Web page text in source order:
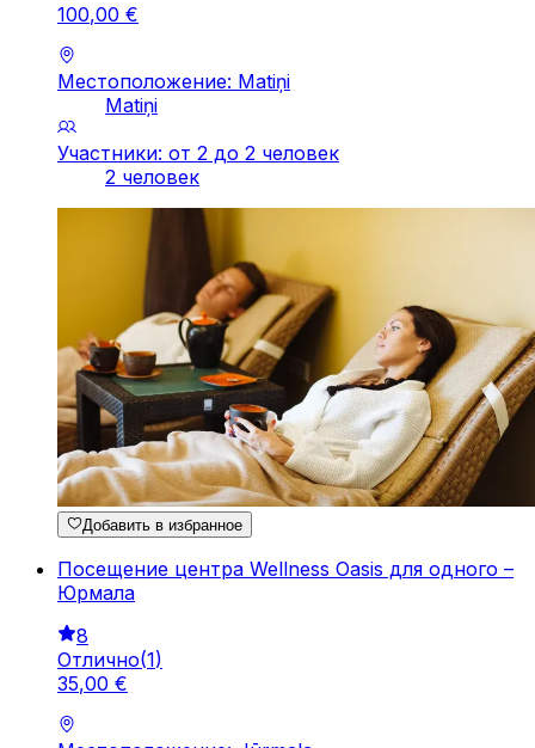
100,00 €
Местоположение: Matiņi
Matiņi
Участники: от 2 до 2 человек
2 человек
Добавить в избранное
Посещение центра Wellness Oasis для одного –
Юрмала
8
Отлично(1)
35,00 €